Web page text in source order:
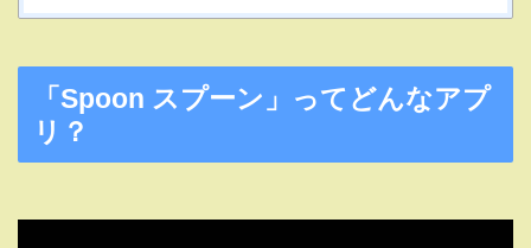
「Spoon スプーン」ってどんなアプ
リ？